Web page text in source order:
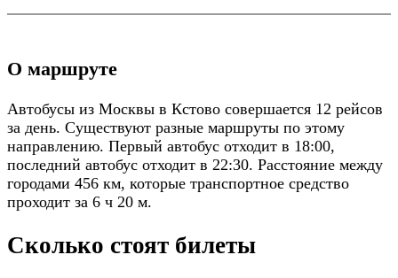
О маршруте
Автобусы из Москвы в Кстово совершается 12 рейсов
за день. Существуют разные маршруты по этому
направлению. Первый автобус отходит в 18:00,
последний автобус отходит в 22:30. Расстояние между
городами 456 км, которые транспортное средство
проходит за 6 ч 20 м.
Сколько стоят билеты